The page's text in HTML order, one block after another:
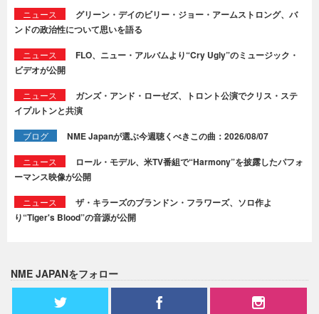
ニュース
グリーン・デイのビリー・ジョー・アームストロング、バ
ンドの政治性について思いを語る
ニュース
FLO、ニュー・アルバムより“Cry Ugly”のミュージック・
ビデオが公開
ニュース
ガンズ・アンド・ローゼズ、トロント公演でクリス・ステ
イプルトンと共演
ブログ NME Japanが選ぶ今週聴くべきこの曲：2026/08/07
ニュース
ロール・モデル、米TV番組で“Harmony”を披露したパフォ
ーマンス映像が公開
ニュース
ザ・キラーズのブランドン・フラワーズ、ソロ作よ
り“Tiger's Blood”の音源が公開
NME JAPANをフォロー